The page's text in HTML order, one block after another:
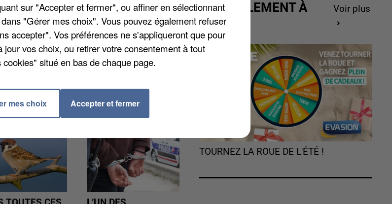
couple, hier vers 22 heures dans la
entre un homme de 39 ans et sa
avoir tiré les cheveux et craché dessus. Il
ACTUELLEMENT À
GAGNER
Voir plus
TOURNEZ LA ROUE DE L'ÉTÉ !
sur "Accepter et fermer", ou affiner en sélectionnant
"Gérer mes choix". Vous pouvez également refuser
accepter". Vos préférences ne s'appliqueront que pour
jour vos choix, ou retirer votre consentement à tout
situé en bas de chaque page.
mes choix Accepter et fermer